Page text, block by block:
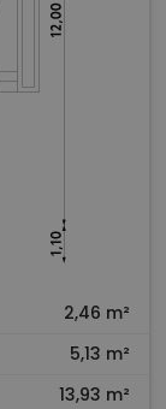
2,46 m²
5,13 m²
13,93 m²